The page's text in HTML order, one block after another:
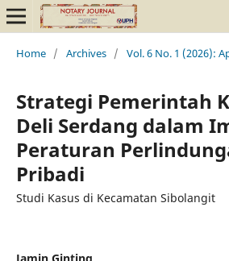
Home / Archives / Vol. 6 No. 1 (2026):
Strategi Pemerintah
Deli Serdang dalam
Peraturan
Pribadi
Studi Kasus di Kecamatan Sibolangit